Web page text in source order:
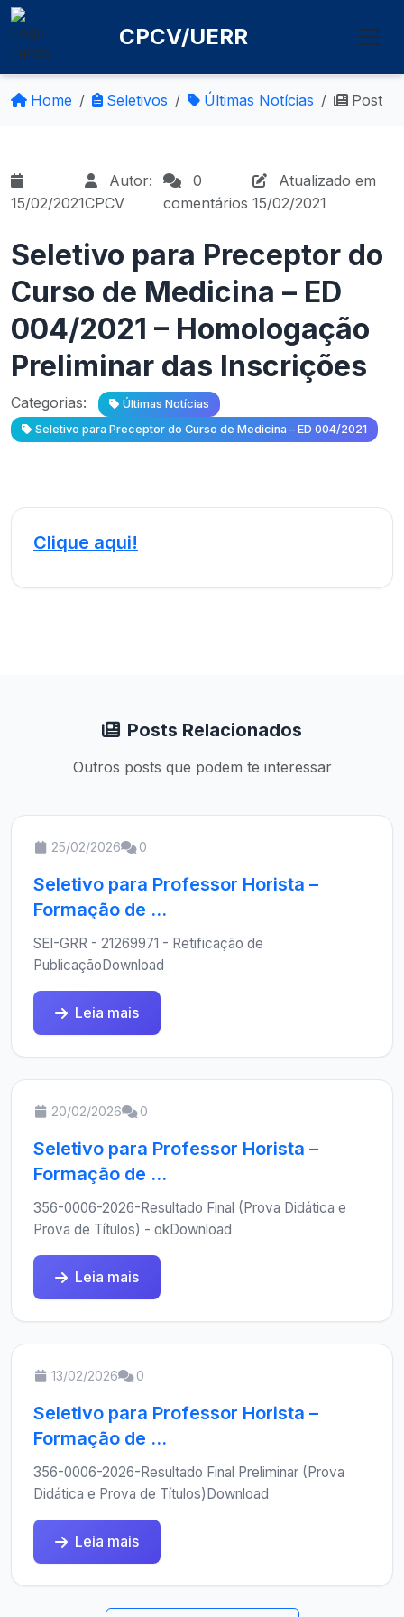
CPCV/UERR
Home Seletivos Últimas Notícias Post
15/02/2021
Autor:
CPCV
0
comentários
Atualizado em
15/02/2021
Seletivo para Preceptor do
Curso de Medicina – ED
004/2021 – Homologação
Preliminar das Inscrições
Categorias:
Últimas Notícias
Seletivo para Preceptor do Curso de Medicina – ED 004/2021
Clique aqui!
Posts Relacionados
Outros posts que podem te interessar
25/02/2026 0
Seletivo para Professor Horista –
Formação de ...
SEI-GRR - 21269971 - Retificação de
PublicaçãoDownload
Leia mais
20/02/2026 0
Seletivo para Professor Horista –
Formação de ...
356-0006-2026-Resultado Final (Prova Didática e
Prova de Títulos) - okDownload
Leia mais
13/02/2026 0
Seletivo para Professor Horista –
Formação de ...
356-0006-2026-Resultado Final Preliminar (Prova
Didática e Prova de Títulos)Download
Leia mais